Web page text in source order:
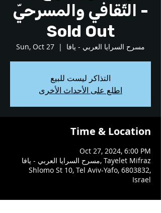
الثّقافي والمسرحيّ -
Sold Out
Sun, Oct 27
  |
مسرح السرايا العربي - يافا
التذاكر ليست للبيع
اطلع على الأحداث الأخرى
Time & Location
Oct 27, 2024, 6:00 PM
مسرح السرايا العربي - يافا, Tayelet Mifraz
Shlomo St 10, Tel Aviv-Yafo, 6803832,
Israel